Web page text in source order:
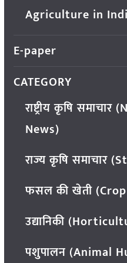
Agriculture in
E-paper
CATEGORY
राष्ट्रीय कृषि
News)
राज्य कृषि समाचार
फसल की खेती
उद्यानिकी
पशुपालन (Animal